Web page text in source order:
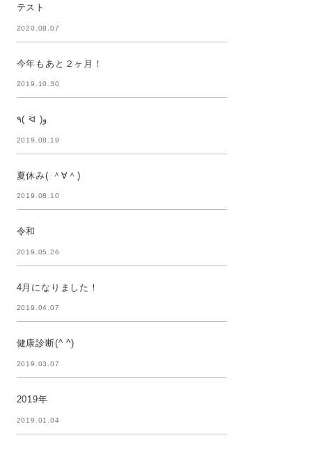
テスト
2020.08.07
今年もあと２ヶ月！
2019.10.30
٩( ᐛ )و
2019.08.19
夏休み( ＾∀＾)
2019.08.10
令和
2019.05.26
4月になりました！
2019.04.07
健康診断(^ ^)
2019.03.07
2019年
2019.01.04